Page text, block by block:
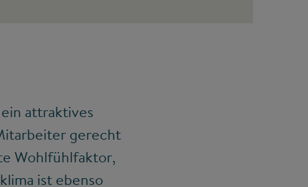
attraktives
gerecht
Wohlfühlfaktor,
ist ebenso